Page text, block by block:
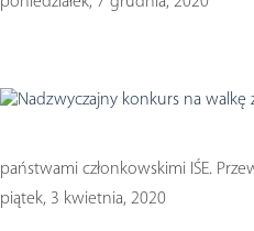
państwami członkowskimi IŚE.
piątek, 3 kwietnia, 2020